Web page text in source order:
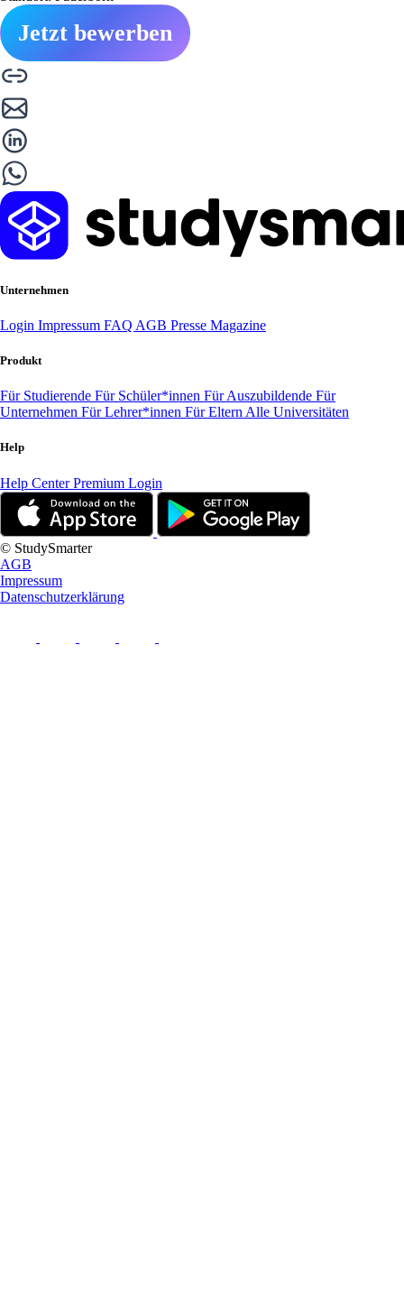
Jetzt bewerben
Unternehmen
Login Impressum FAQ AGB Presse Magazine
Produkt
Für Studierende Für Schüler*innen Für Auszubildende Für
Unternehmen Für Lehrer*innen Für Eltern Alle Universitäten
Help
Help CenterPremium Login
© StudySmarter
AGB
Impressum
Datenschutzerklärung